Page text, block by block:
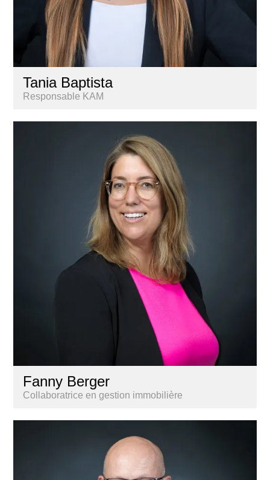
Tania Baptista
Responsable KAM
Fanny Berger
Collaboratrice en gestion immobilière